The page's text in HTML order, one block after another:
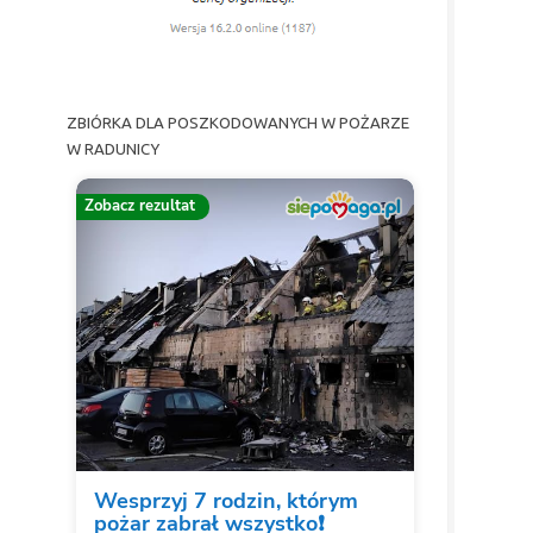
ZBIÓRKA DLA POSZKODOWANYCH W POŻARZE
W RADUNICY